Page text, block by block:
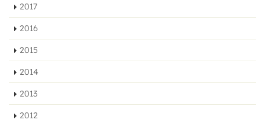
2017
2016
2015
2014
2013
2012